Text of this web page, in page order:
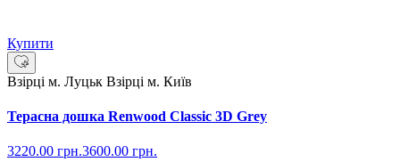
Купити
Взірці м. Луцьк Взірці м. Київ
Терасна дошка Renwood Classic 3D Grey
3220.00 грн.3600.00 грн.